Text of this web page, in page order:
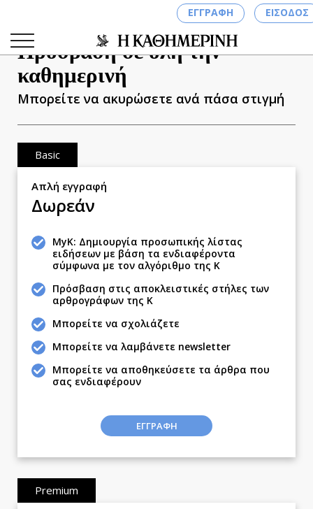
ΕΓΓΡΑΦΗ ΕΙΣΟΔΟΣ
Κύπρος
Παιδεία
Υγεία
Πολιτική
Βουλευτικές 2026
Εκλογές 2024
Προεδρικές 2023
Διπλωματία
Αθλητισμός
Κύπρος
Οικονομική
Οικονομία
Real Estate
ΚΛΕΙΣΙΜΟ
Πρόσβαση σε όλη την
καθημερινή
Μπορείτε να ακυρώσετε ανά πάσα στιγμή
Basic
Απλή εγγραφή
Δωρεάν
MyK: Δημιουργία προσωπικής λίστας
ειδήσεων με βάση τα ενδιαφέροντα
σύμφωνα με τον αλγόριθμο της Κ
Πρόσβαση στις αποκλειστικές στήλες των
αρθρογράφων της Κ
Μπορείτε να σχολιάζετε
Μπορείτε να λαμβάνετε newsletter
Μπορείτε να αποθηκεύσετε τα άρθρα που
σας ενδιαφέρουν
ΕΓΓΡΑΦΗ
Premium